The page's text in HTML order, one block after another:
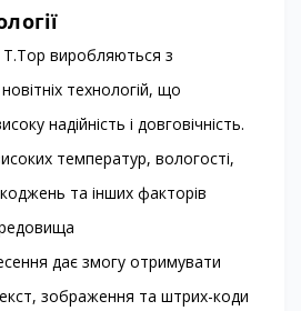
виробляються з
технологій, що
надійність і довговічність.
температур, вологості,
та інших факторів
дає змогу отримувати
зображення та штрих-коди